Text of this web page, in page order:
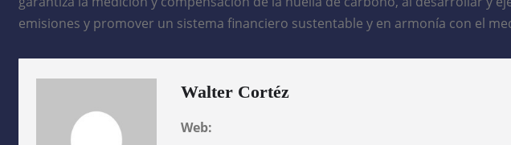
emisiones y promover un sistema financiero sustentable y en armonía con el
Walter Cortéz
Web: